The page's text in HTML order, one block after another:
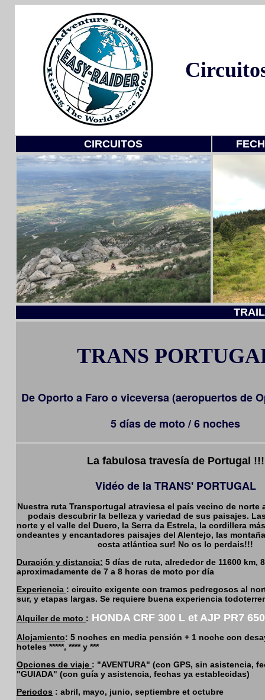
CIRCUITOS
TRANS
De Oporto a Faro o viceversa (aeropuertos de
5 días de moto / 6 noches
La fabulosa travesía de Portugal !!!
Vidéo de la TRANS' PORTUGAL
Nuestra ruta Transportugal atraviesa el país vecino de norte
podais descubrir la belleza y variedad de sus paisajes.
norte y el valle del Duero, la Serra da Estrela, la cordillera
ondeantes y encantadores paisajes del Alentejo, las
costa atlántica sur! No os lo perdais!!!
Duración y distancia: 5 días de ruta, alrededor de 11600 km,
aproximadamente de 7 a 8 horas de moto por día
Experiencia : circuito exigente con tramos pedregosos al
sur, y etapas largas. Se requiere buena experiencia
Alquiler de moto : HONDA CRF 300 L et AJP PR7
Alojamiento: 5 noches en media pensión + 1 noche con
hoteles *****, **** y ***
Opciones de viaje : "AVENTURA" (con GPS, sin asistencia,
"GUIADA" (con guía y asistencia, fechas ya establecidas)
Periodos : abril, mayo, junio, septiembre et octubre